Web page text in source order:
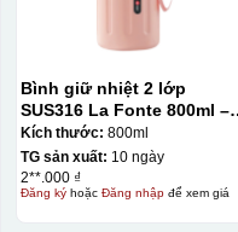
Bình giữ nhiệt 2 lớp
SUS316 La Fonte 800ml –
012720
Kích thước: 800ml
TG sản xuất: 10 ngày
2**.000 ₫
Đăng kýhoặc Đăng nhậpđể xem giá